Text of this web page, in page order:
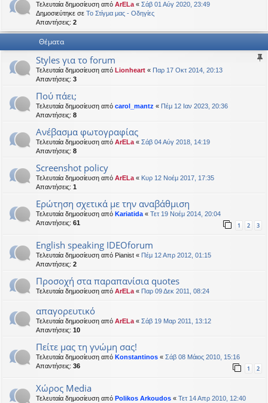
εις
Τελευταία δημοσίευση από ArELa « Σάβ 01 Αύγ 2020, 23:49
Δημοσιεύτηκε σε Το Στίγμα μας - Οδηγίες
Απαντήσεις: 2
Θέματα
Styles για το forum
Τελευταία δημοσίευση από Lionheart « Παρ 17 Οκτ 2014, 20:13
Απαντήσεις: 3
Πού πάει;
Τελευταία δημοσίευση από carol_mantz « Πέμ 12 Ιαν 2023, 20:36
Απαντήσεις: 8
Ανέβασμα φωτογραφίας
Τελευταία δημοσίευση από ArELa « Σάβ 04 Αύγ 2018, 14:19
Απαντήσεις: 8
Screenshot policy
Τελευταία δημοσίευση από ArELa « Κυρ 12 Νοέμ 2017, 17:35
Απαντήσεις: 1
Ερώτηση σχετικά με την αναβάθμιση
Τελευταία δημοσίευση από Kariatida « Τετ 19 Νοέμ 2014, 20:04
Απαντήσεις: 61 1 2 3
English speaking IDEOforum
Τελευταία δημοσίευση από Pianist « Πέμ 12 Απρ 2012, 01:15
Απαντήσεις: 2
Προσοχή στα παραπανίσια quotes
Τελευταία δημοσίευση από ArELa « Παρ 09 Δεκ 2011, 08:24
απαγορευτικό
Τελευταία δημοσίευση από ArELa « Σάβ 19 Μαρ 2011, 13:12
Απαντήσεις: 10
Πείτε μας τη γνώμη σας!
Τελευταία δημοσίευση από Konstantinos « Σάβ 08 Μάιος 2010, 15:16
Απαντήσεις: 36 1 2
Χώρος Media
Τελευταία δημοσίευση από Polikos Arkoudos « Τετ 14 Απρ 2010, 12:40